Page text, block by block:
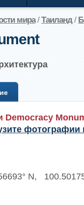
мира/Таиланд/
Democracy
фотографии
N,